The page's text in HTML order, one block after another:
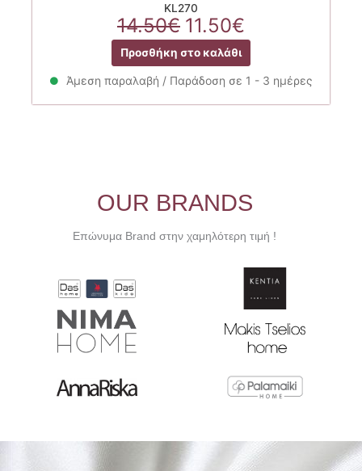
KL270
14.50€ Original
price
was:
14.50€.
11.50€
τρέχουσα
τιμή
είναι:
Προσθήκη στο καλάθι
Άμεση παραλαβή / Παράδοση σε 1 - 3 ημέρες
OUR BRANDS
Επώνυμα Brand στην χαμηλότερη τιμή !